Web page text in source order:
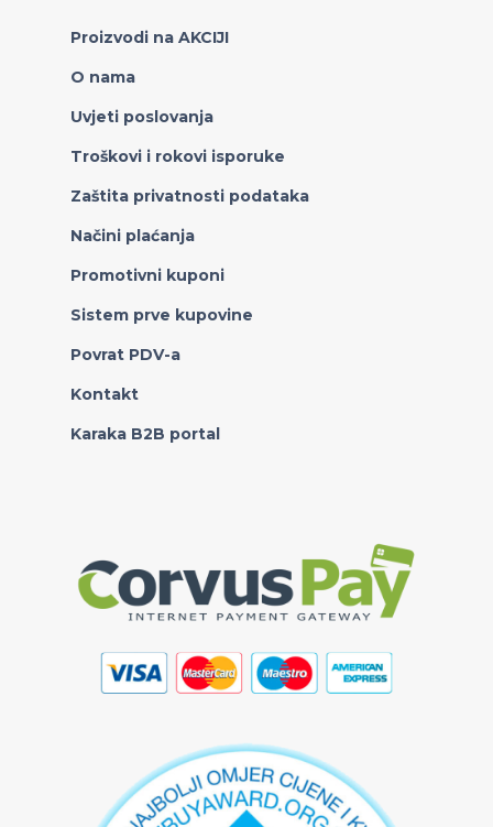
Proizvodi na AKCIJI
O nama
Uvjeti poslovanja
Troškovi i rokovi isporuke
Zaštita privatnosti podataka
Načini plaćanja
Promotivni kuponi
Sistem prve kupovine
Povrat PDV-a
Kontakt
Karaka B2B portal